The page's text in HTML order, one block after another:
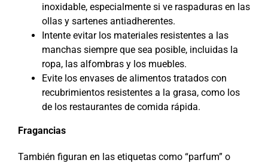
inoxidable, especialmente si ve raspaduras en las
ollas y sartenes antiadherentes.
Intente evitar los materiales resistentes a las
manchas siempre que sea posible, incluidas la
ropa, las alfombras y los muebles.
Evite los envases de alimentos tratados con
recubrimientos resistentes a la grasa, como los
de los restaurantes de comida rápida.
Fragancias
También figuran en las etiquetas como “parfum” o